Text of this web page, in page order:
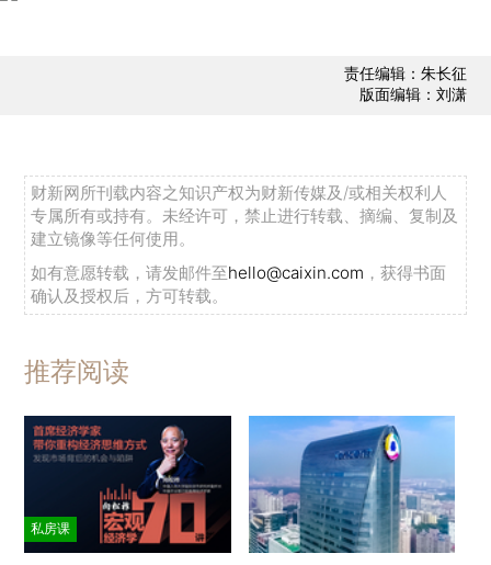
责任编辑：朱长征
版面编辑：刘潇
财新网所刊载内容之知识产权为财新传媒及/或相关权利人
专属所有或持有。未经许可，禁止进行转载、摘编、复制及
建立镜像等任何使用。
如有意愿转载，请发邮件至hello@caixin.com ，获得书面
确认及授权后，方可转载。
推荐阅读
私房课